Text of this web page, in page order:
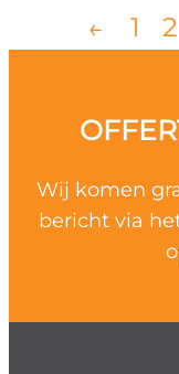
← 1 2
Wij komen
bericht via